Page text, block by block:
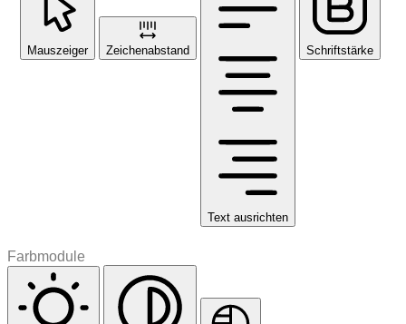
Mauszeiger Zeichenabstand
Text ausrichten
Schriftstärke
Farbmodule